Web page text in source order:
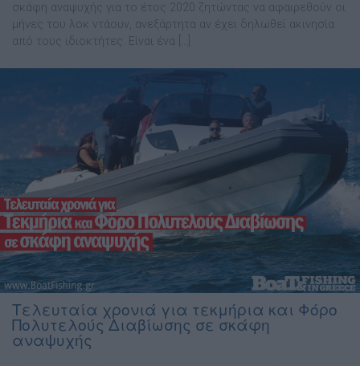
σκάφη αναψυχής για το έτος 2020 ζητώντας να αφαιρεθούν οι
μήνες του λοκ ντάουν, ανεξάρτητα αν έχει δηλωθεί ακινησία
από τους ιδιοκτήτες. Είναι ένα […]
Τελευταία χρονιά για τεκμήρια και Φόρο
Πολυτελούς Διαβίωσης σε σκάφη
αναψυχής